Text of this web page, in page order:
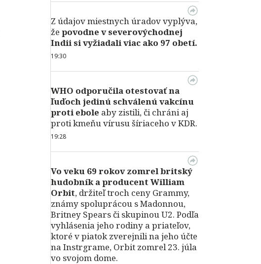
Z údajov miestnych úradov vyplýva,
že povodne v severovýchodnej
Indii si vyžiadali viac ako 97 obetí.
19:30
WHO odporučila otestovať na
ľuďoch jedinú schválenú vakcínu
proti ebole aby zistili, či chráni aj
proti kmeňu vírusu šíriaceho v KDR.
19:28
Vo veku 69 rokov zomrel britský
hudobník a producent William
Orbit, držiteľ troch ceny Grammy,
známy spoluprácou s Madonnou,
Britney Spears či skupinou U2. Podľa
vyhlásenia jeho rodiny a priateľov,
ktoré v piatok zverejnili na jeho účte
na Instrgrame, Orbit zomrel 23. júla
vo svojom dome.